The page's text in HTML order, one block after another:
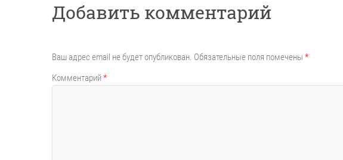
Добавить комментарий
Ваш адрес email не будет опубликован. Обязательные поля помечены *
Комментарий*